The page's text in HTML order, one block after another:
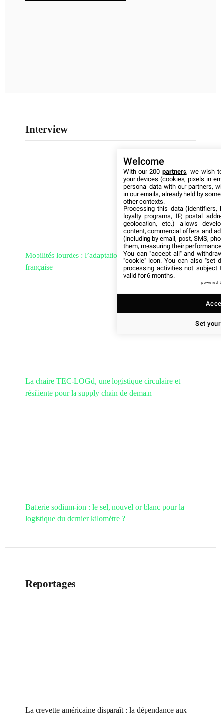
Interview
Mobilités lourdes : l’adaptation de la filière hydrogène
française
La chaire TEC-LOGd, une logistique circulaire et
résiliente pour la supply chain de demain
Batterie sodium-ion : le sel, nouvel or blanc pour la
logistique du dernier kilomètre ?
Reportages
La crevette américaine disparaît : la dépendance aux
Welcome
With our 200partners, we wish
your devices (cookies, pixels in
personal data with our partners,
in our emails, already held by
other contexts.
Processing this data (identifiers,
loyalty programs, IP, postal
geolocation, etc.) allows
content, commercial offers and
(including by email, post, SMS,
them, measuring their
You can "accept all" and
"cookie" icon. You can also "set
processing activities not subject
valid for 6 months.
powered
Set